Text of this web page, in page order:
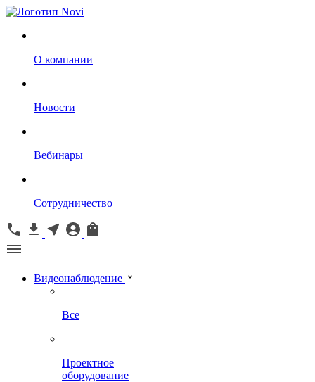
О компании
Новости
Вебинары
Сотрудничество
Видеонаблюдение
Все
Проектное
оборудование